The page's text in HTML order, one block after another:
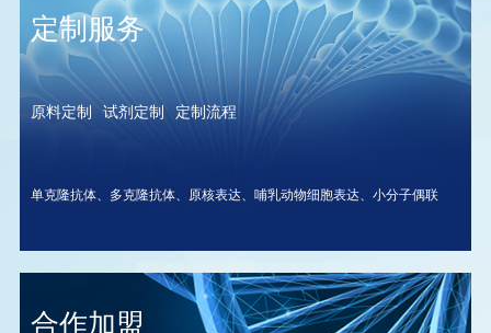
定制服务
原料定制 试剂定制 定制流程
单克隆抗体、多克隆抗体、原核表达、哺乳动物细胞表达、小分子偶联
合作加盟